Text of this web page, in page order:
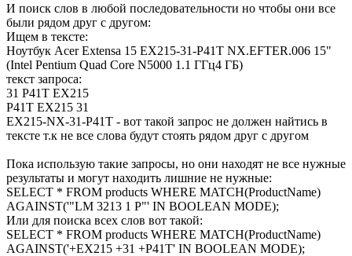
И поиск слов в любой последовательности но чтобы они все
были рядом друг с другом:
Ищем в тексте:
Ноутбук Acer Extensa 15 EX215-31-P41T NX.EFTER.006 15"
(Intel Pentium Quad Core N5000 1.1 ГГц4 ГБ)
текст запроса:
31 P41T EX215
P41T EX215 31
EX215-NX-31-P41T - вот такой запрос не должен найтись в
тексте т.к не все слова будут стоять рядом друг с другом
Пока использую такие запросы, но они находят не все нужные
результаты и могут находить лишние не нужные:
SELECT * FROM products WHERE MATCH(ProductName)
AGAINST('"LM 3213 1 P"' IN BOOLEAN MODE);
Или для поиска всех слов вот такой:
SELECT * FROM products WHERE MATCH(ProductName)
AGAINST('+EX215 +31 +P41T' IN BOOLEAN MODE);